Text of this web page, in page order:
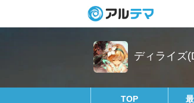
ディライズ
TOP